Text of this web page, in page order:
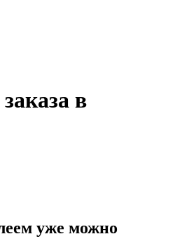
в
уже можно